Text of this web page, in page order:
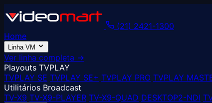
(21) 2421-1300
Home
Linha VM
Ver linha completa →
Playouts TVPLAY
TVPLAY SE TVPLAY SE+ TVPLAY PRO TVPLAY
Utilitários Broadcast
TV-X9 TV-X9-PLAYER TV-X9-QUAD DESKTOP2-NDI